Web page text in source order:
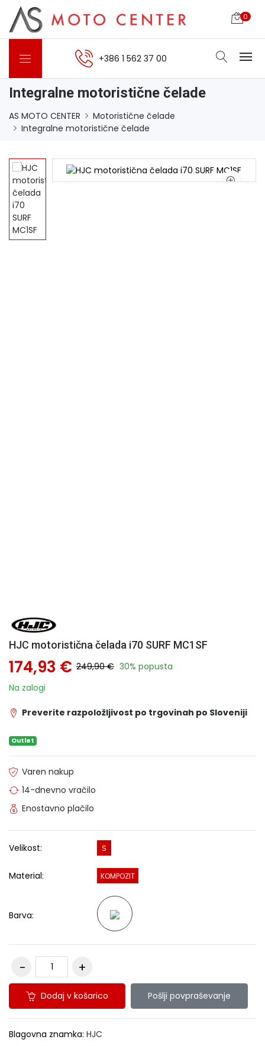
0
+386 1 562 37 00
Integralne motoristične čelade
AS MOTO CENTER
Motoristične čelade
Integralne motoristične čelade
HJC motoristična čelada i70 SURF MC1SF
174,93 € 249,90 € 30% popusta
Na zalogi
Preverite razpoložljivost po trgovinah po Sloveniji
Outlet
Varen nakup
14-dnevno vračilo
Enostavno plačilo
Velikost: S
Material: KOMPOZIT
Barva:
Dodaj v košarico Pošlji povpraševanje
Blagovna znamka: HJC